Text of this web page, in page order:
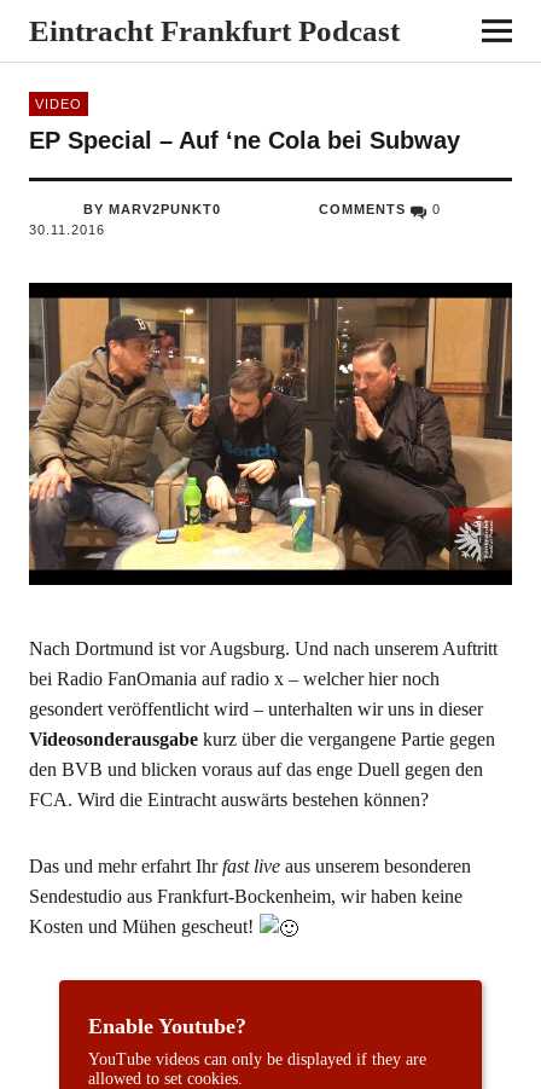
Eintracht Frankfurt Podcast
VIDEO
EP Special – Auf ‘ne Cola bei Subway
BY MARV2PUNKT0
30.11.2016
COMMENTS 0
Nach Dortmund ist vor Augsburg. Und nach unserem Auftritt
bei Radio FanOmania auf radio x – welcher hier noch
gesondert veröffentlicht wird – unterhalten wir uns in dieser
Videosonderausgabekurz über die vergangene Partie gegen
den BVB und blicken voraus auf das enge Duell gegen den
FCA. Wird die Eintracht auswärts bestehen können?
Das und mehr erfahrt Ihrfast liveaus unserem besonderen
Sendestudio aus Frankfurt-Bockenheim, wir haben keine
Kosten und Mühen gescheut!
Enable Youtube?
YouTube videos can only be displayed if they are
allowed to set cookies.